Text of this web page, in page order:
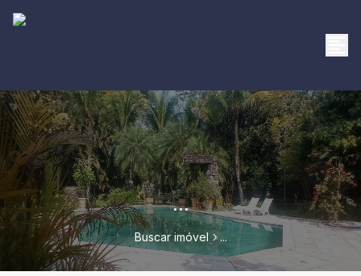
...
Buscar imóvel ...